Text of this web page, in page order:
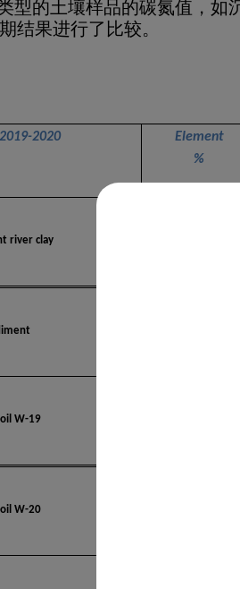
型的土壤样品的碳氮值，如
结果进行了比较。
2020
Element
%
river clay
W-19
W-20